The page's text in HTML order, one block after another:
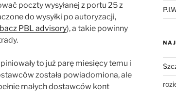
poczty wysyłanej z portu 25 z
do wysyłki po autoryzacji,
PBL advisory), a takie powinny
to już parę miesięcy temu i
została powiadomiona, ale
małych dostawców kont